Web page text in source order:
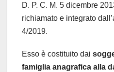
D. P. C. M. 5 dicembre
richiamato e integrato
4/2019.
Esso è costituito dai
famiglia anagrafica alla